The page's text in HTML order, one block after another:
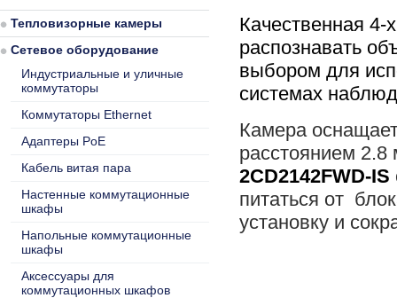
Качественная 4-
распознавать
выбором для
системах
Камера
расстоянием
2CD2142FWD-IS
питаться от
установку и
Тепловизорные камеры
Сетевое оборудование
Индустриальные и уличные
коммутаторы
Коммутаторы Ethernet
Адаптеры PoE
Кабель витая пара
Настенные коммутационные
шкафы
Напольные коммутационные
шкафы
Аксессуары для
коммутационных шкафов